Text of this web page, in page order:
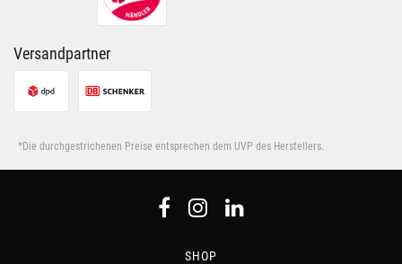
Versandpartner
*Die durchgestrichenen Preise entsprechen dem UVP des Herstellers.
SHOP